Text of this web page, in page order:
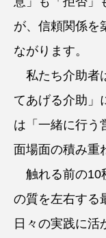
が、信頼関係を
ながります。
私たち介助者
てあげる介助」
は「一緒に行う
面場面の積み重
触れる前の10
の質を左右する
日々の実践に活